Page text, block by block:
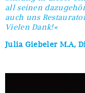
all seinen
auch uns
Vielen Dank!«
Julia Giebeler M.A,